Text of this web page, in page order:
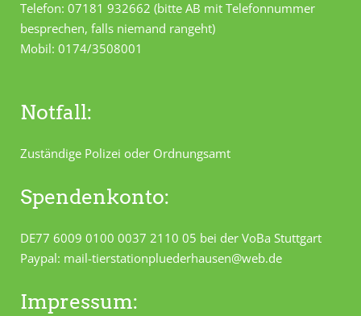
Telefon: 07181 932662 (bitte AB mit Telefonnummer
besprechen, falls niemand rangeht)
Mobil: 0174/3508001
Notfall:
Zuständige Polizei oder Ordnungsamt
Spendenkonto:
DE77 6009 0100 0037 2110 05 bei der VoBa Stuttgart
Paypal: mail-tierstationpluederhausen@web.de
Impressum: